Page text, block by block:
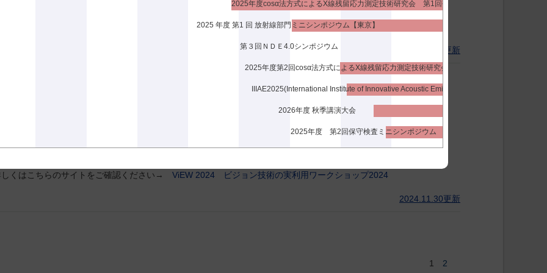
2025年度cosα法方式によるX線残留応力測定技術研究会 第1回研究セミナー
2025 年度 第1 回 放射線部門ミニシンポジウム【東京】
第３回ＮＤＥ4.0シンポジウム
2026年度 秋季講演大会
2025年度 第2回保守検査ミニシンポジウム
DIA2025
2025.01.28更新
公益社団法人 精密工学会 画像応用技術専門委員会との共同企画)
社団法人 精密工学会 画像応用技術専門委員会との共同企画としてViEW 2023を開催いたします。
しくはこちらのサイトをご確認ください→ ViEW 2024 ビジョン技術の実利用ワークショップ2024
2024.11.30更新
1 2